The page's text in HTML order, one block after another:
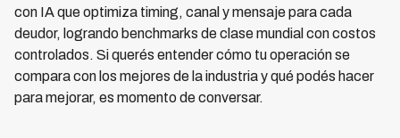
con IA que optimiza timing, canal y mensaje para cada
deudor, logrando benchmarks de clase mundial con costos
controlados. Si querés entender cómo tu operación se
compara con los mejores de la industria y qué podés hacer
para mejorar, es momento de conversar.